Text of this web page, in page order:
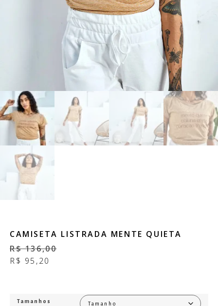
CAMISETA LISTRADA MENTE QUIETA
R$136,00
R$ 95,20
Tamanhos